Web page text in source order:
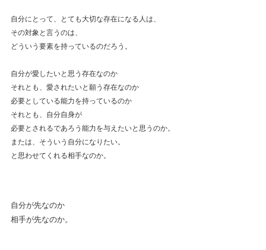
自分にとって、とても大切な存在になる人は、
その対象と言うのは、
どういう要素を持っているのだろう。
自分が愛したいと思う存在なのか
それとも、愛されたいと願う存在なのか
必要としている能力を持っているのか
それとも、自分自身が
必要とされるであろう能力を与えたいと思うのか。
または、そういう自分になりたい。
と思わせてくれる相手なのか。
自分が先なのか
相手が先なのか。